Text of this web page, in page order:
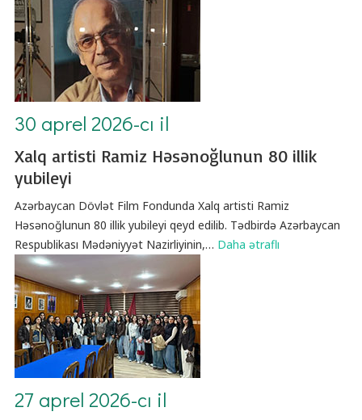
30 aprel 2026-cı il
Xalq artisti Ramiz Həsənoğlunun 80 illik
yubileyi
Azərbaycan Dövlət Film Fondunda Xalq artisti Ramiz
Həsənoğlunun 80 illik yubileyi qeyd edilib. Tədbirdə Azərbaycan
Respublikası Mədəniyyət Nazirliyinin,… Daha ətraflı
27 aprel 2026-cı il